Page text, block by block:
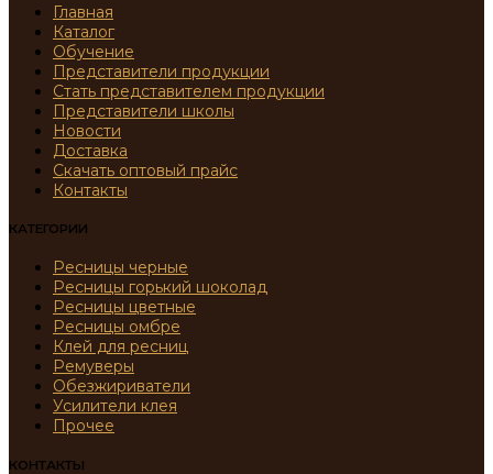
Главная
Каталог
Обучение
Представители продукции
Стать представителем продукции
Представители школы
Новости
Доставка
Скачать оптовый прайс
Контакты
КАТЕГОРИИ
Ресницы черные
Ресницы горький шоколад
Ресницы цветные
Ресницы омбре
Клей для ресниц
Ремуверы
Обезжириватели
Усилители клея
Прочее
КОНТАКТЫ